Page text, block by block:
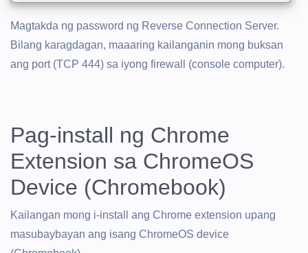
Magtakda ng password ng Reverse Connection Server.
Bilang karagdagan, maaaring kailanganin mong buksan
ang port (TCP 444) sa iyong firewall (console computer).
Pag-install ng Chrome
Extension sa ChromeOS
Device (Chromebook)
Kailangan mong i-install ang Chrome extension upang
masubaybayan ang isang ChromeOS device